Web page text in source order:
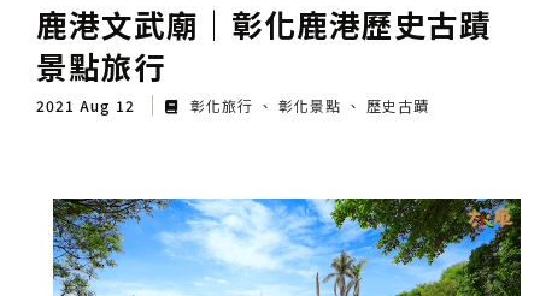
鹿港文武廟│彰化鹿港歷史古蹟
景點旅行
2021 Aug 12 彰化旅行 彰化景點 歷史古蹟